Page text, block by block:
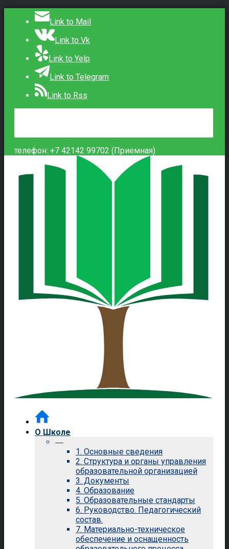
Link to Mail
Link to Vk
Link to Yelp
Link to Telegram
Link to Rss
телефон: +7 42142 99702 (Приемная)
О Школе
—
1. Основные сведения
2. Структура и органы управления
образовательной организацией
3. Документы
4. Образование
5. Образовательные стандарты
6. Руководство. Педагогический
состав.
7. Материально-техническое
обеспечение и оснащенность